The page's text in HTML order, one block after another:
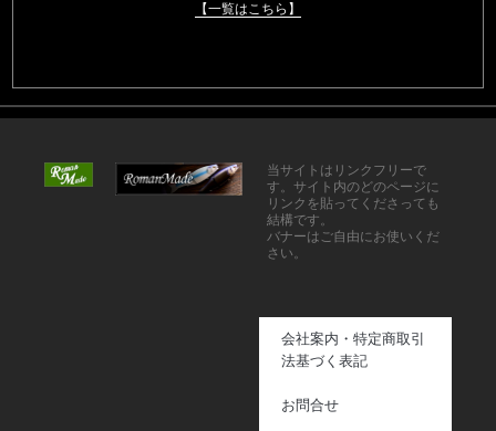
【一覧はこちら】
当サイトはリンクフリーで
す。サイト内のどのページに
リンクを貼ってくださっても
結構です。
バナーはご自由にお使いくだ
さい。
会社案内・特定商取引
法基づく表記
お問合せ